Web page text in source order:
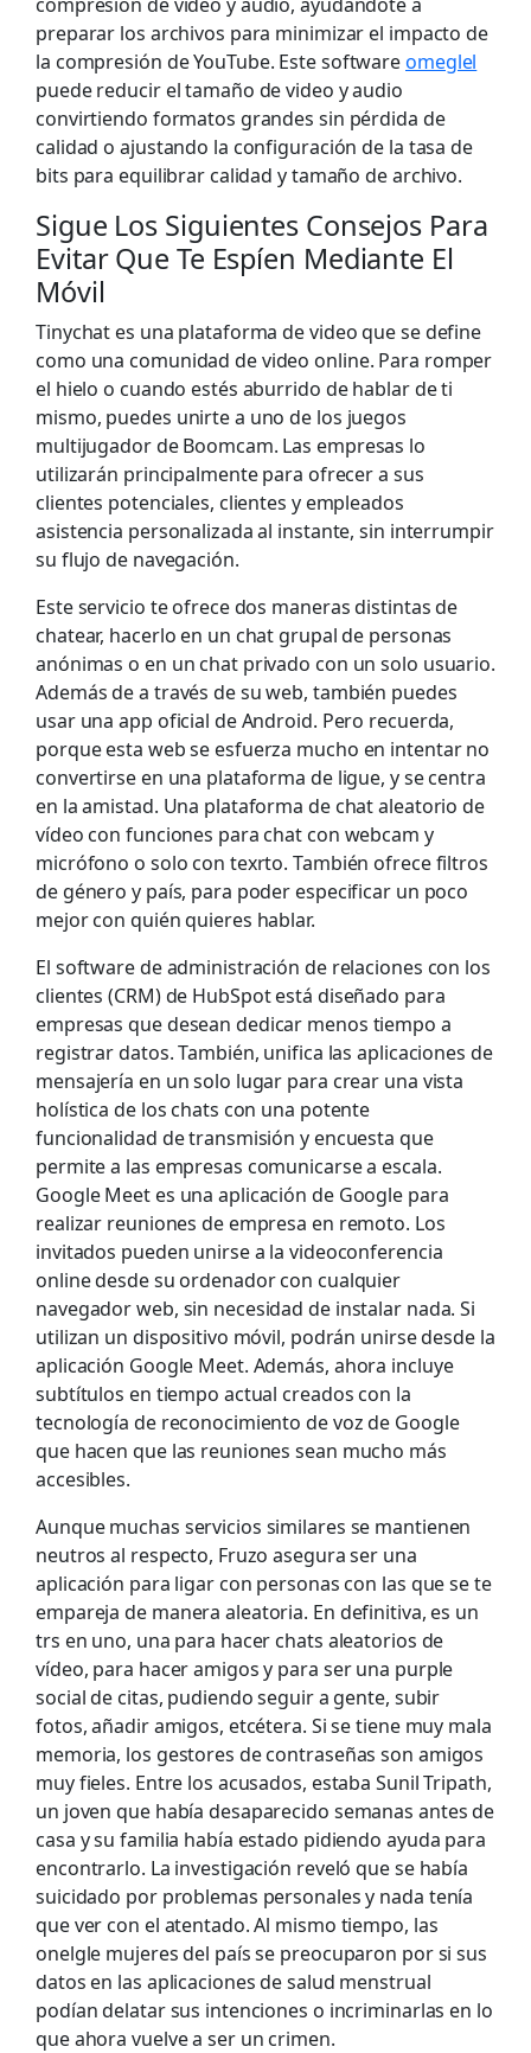
preparar los archivos para minimizar el impacto de
la compresión de YouTube. Este softwareomeglel
puede reducir el tamaño de video y audio
convirtiendo formatos grandes sin pérdida de
calidad o ajustando la configuración de la tasa de
bits para equilibrar calidad y tamaño de archivo.
Sigue Los Siguientes Consejos Para
Evitar Que Te Espíen Mediante El
Móvil
Tinychat es una plataforma de video que se define
como una comunidad de video online. Para romper
el hielo o cuando estés aburrido de hablar de ti
mismo, puedes unirte a uno de los juegos
multijugador de Boomcam. Las empresas lo
utilizarán principalmente para ofrecer a sus
clientes potenciales, clientes y empleados
asistencia personalizada al instante, sin interrumpir
su flujo de navegación.
Este servicio te ofrece dos maneras distintas de
chatear, hacerlo en un chat grupal de personas
anónimas o en un chat privado con un solo usuario.
Además de a través de su web, también puedes
usar una app oficial de Android. Pero recuerda,
porque esta web se esfuerza mucho en intentar no
convertirse en una plataforma de ligue, y se centra
en la amistad. Una plataforma de chat aleatorio de
vídeo con funciones para chat con webcam y
micrófono o solo con texrto. También ofrece filtros
de género y país, para poder especificar un poco
mejor con quién quieres hablar.
El software de administración de relaciones con los
clientes (CRM) de HubSpot está diseñado para
empresas que desean dedicar menos tiempo a
registrar datos. También, unifica las aplicaciones de
mensajería en un solo lugar para crear una vista
holística de los chats con una potente
funcionalidad de transmisión y encuesta que
permite a las empresas comunicarse a escala.
Google Meet es una aplicación de Google para
realizar reuniones de empresa en remoto. Los
invitados pueden unirse a la videoconferencia
online desde su ordenador con cualquier
navegador web, sin necesidad de instalar nada. Si
utilizan un dispositivo móvil, podrán unirse desde la
aplicación Google Meet. Además, ahora incluye
subtítulos en tiempo actual creados con la
tecnología de reconocimiento de voz de Google
que hacen que las reuniones sean mucho más
accesibles.
Aunque muchas servicios similares se mantienen
neutros al respecto, Fruzo asegura ser una
aplicación para ligar con personas con las que se te
empareja de manera aleatoria. En definitiva, es un
trs en uno, una para hacer chats aleatorios de
vídeo, para hacer amigos y para ser una purple
social de citas, pudiendo seguir a gente, subir
fotos, añadir amigos, etcétera. Si se tiene muy mala
memoria, los gestores de contraseñas son amigos
muy fieles. Entre los acusados, estaba Sunil Tripath,
un joven que había desaparecido semanas antes de
casa y su familia había estado pidiendo ayuda para
encontrarlo. La investigación reveló que se había
suicidado por problemas personales y nada tenía
que ver con el atentado. Al mismo tiempo, las
onelgle mujeres del país se preocuparon por si sus
datos en las aplicaciones de salud menstrual
podían delatar sus intenciones o incriminarlas en lo
que ahora vuelve a ser un crimen.